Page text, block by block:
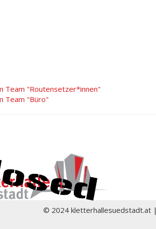
Team "Routensetzer*innen"
Team "Büro"
© 2024 kletterhallesuedstadt.at |